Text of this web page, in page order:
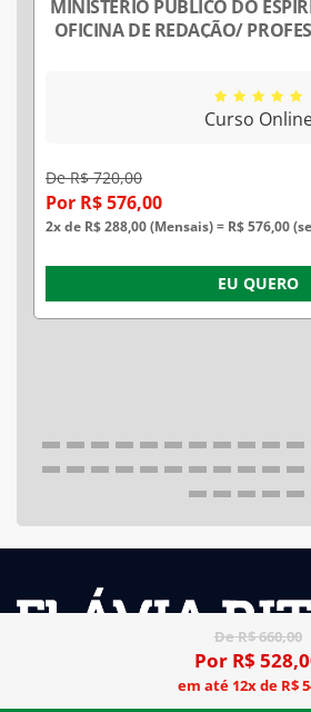
MINISTÉRIO PÚBLICO DO
OFICINA DE REDAÇÃO/
Curso
De R$ 720,00
Por R$ 576,00
2x de R$ 288,00 (Mensais) = R$ 576,00
EU QUERO
De R$ 660,00
Por R$
em até 12x de R$